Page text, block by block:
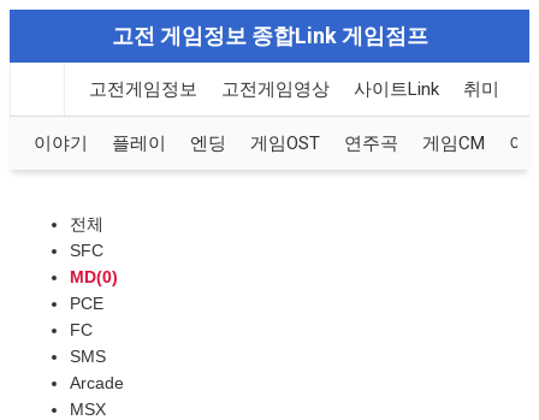
고전 게임정보 종합Link 게임점프
고전게임정보 고전게임영상 사이트Link 취미
이야기 플레이 엔딩 게임OST 연주곡 게임CM 이
전체
SFC
MD(0)
PCE
FC
SMS
Arcade
MSX